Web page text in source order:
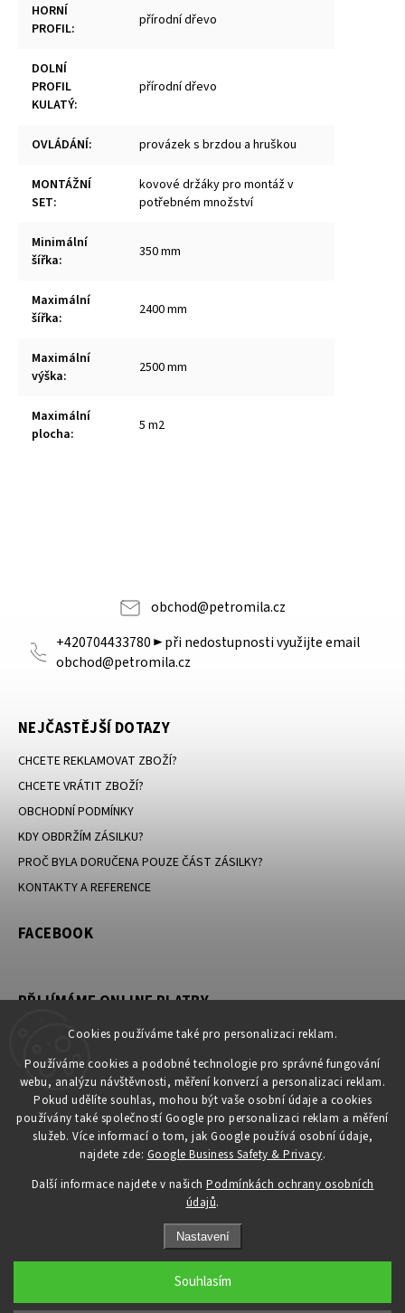
Cookies používáme také pro personalizaci reklam.
Používáme cookies a podobné technologie pro správné fungování
webu, analýzu návštěvnosti, měření konverzí a personalizaci reklam.
Pokud udělíte souhlas, mohou být vaše osobní údaje a cookies
používány také společností Google pro personalizaci reklam a měření
služeb. Více informací o tom, jak Google používá osobní údaje,
najdete zde: Google Business Safety & Privacy.
Další informace najdete v našich Podmínkách ochrany osobních
údajů.
Nastavení
Souhlasím
HORNÍ
PROFIL: přírodní dřevo
DOLNÍ
PROFIL
KULATÝ:
přírodní dřevo
OVLÁDÁNÍ: provázek s brzdou a hruškou
MONTÁŽNÍ
SET:
kovové držáky pro montáž v
potřebném množství
Minimální
šířka: 350 mm
Maximální
šířka: 2400 mm
Maximální
výška: 2500 mm
Maximální
plocha: 5 m2
obchod@petromila.cz
+420704433780 ► při nedostupnosti využijte email
obchod@petromila.cz
NEJČASTĚJŠÍ DOTAZY
CHCETE REKLAMOVAT ZBOŽÍ?
CHCETE VRÁTIT ZBOŽÍ?
OBCHODNÍ PODMÍNKY
KDY OBDRŽÍM ZÁSILKU?
PROČ BYLA DORUČENA POUZE ČÁST ZÁSILKY?
KONTAKTY A REFERENCE
FACEBOOK
PŘIJÍMÁME ONLINE PLATBY
KONTAKT
obchod@petromila.cz
+420704433780 ► při nedostupnosti využijte email